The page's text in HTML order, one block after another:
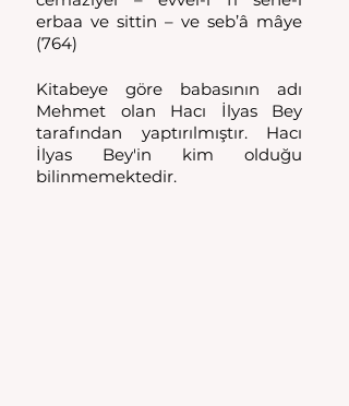
erbaa ve sittin – ve seb’â mâye
(764)
Kitabeye göre babasının adı
Mehmet olan Hacı İlyas Bey
tarafından yaptırılmıştır. Hacı
İlyas Bey'in kim olduğu
bilinmemektedir.